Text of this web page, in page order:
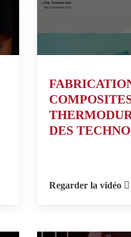
DES
Regarder la vidéo